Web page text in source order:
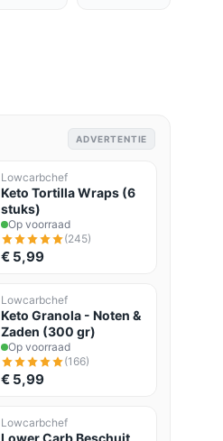
ADVERTENTIE
Lowcarbchef
Keto Tortilla Wraps (6
stuks)
Op voorraad
(245)
€ 5,99
Lowcarbchef
Keto Granola - Noten &
Zaden (300 gr)
Op voorraad
(166)
€ 5,99
Lowcarbchef